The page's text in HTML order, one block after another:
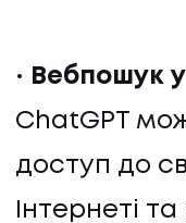
Вебпошук
ChatGPT
доступ до
Інтернеті